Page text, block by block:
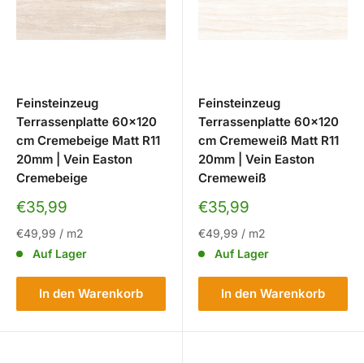
Feinsteinzeug
Terrassenplatte 60x120
cm Cremebeige Matt R11
20mm | Vein Easton
Cremebeige
Sonderpreis
€35,99
€49,99 / m2
Auf Lager
In den Warenkorb
Feinsteinzeug
Terrassenplatte 60x120
cm Cremeweiß Matt R11
20mm | Vein Easton
Cremeweiß
Sonderpreis
€35,99
€49,99 / m2
Auf Lager
In den Warenkorb